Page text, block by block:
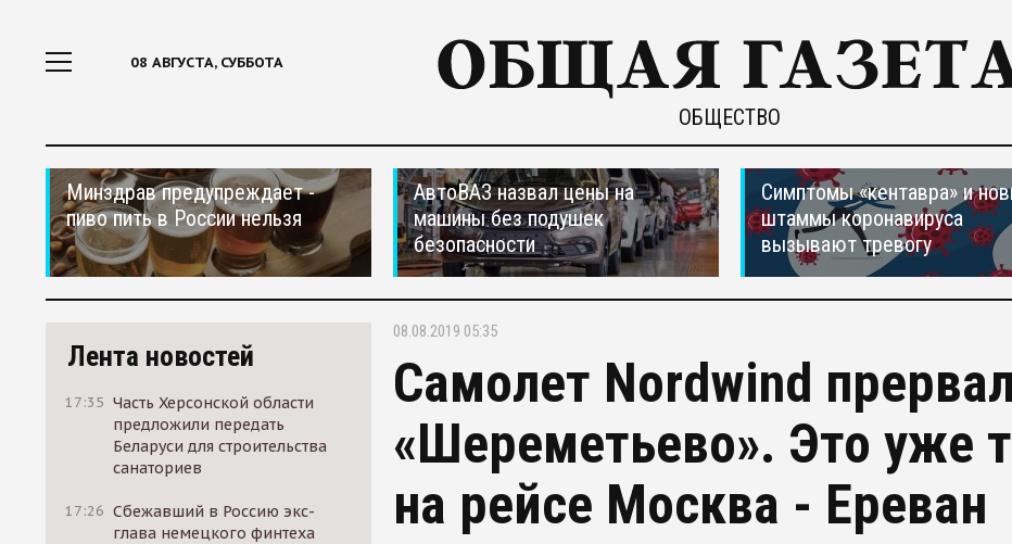
08 АВГУСТА, СУББОТА
ОБЩЕСТВО
Минздрав предупреждает -
пиво пить в России нельзя
АвтоВАЗ назвал цены на
машины без подушек
безопасности
Симптомы «кентавра» и
штаммы коронавируса
вызывают тревогу
Лента новостей
17:35 Часть Херсонской области
предложили передать
Беларуси для строительства
санаториев
17:26 Сбежавший в Россию экс-
глава немецкого финтеха
08.08.2019 05:35
Самолет Nordwind
«Шереметьево». Это уже
на рейсе Москва - Ереван